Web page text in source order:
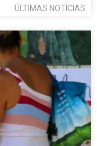
ÚLTIMAS NOTÍCIAS